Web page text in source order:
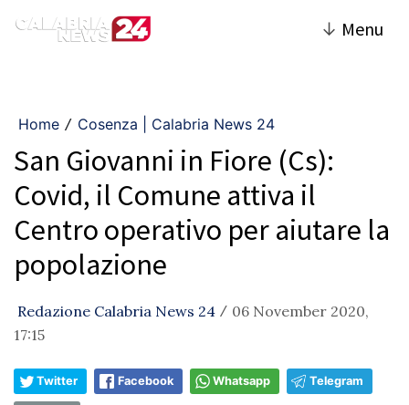
↓ Menu
Home / Cosenza | Calabria News 24
San Giovanni in Fiore (Cs):
Covid, il Comune attiva il
Centro operativo per aiutare la
popolazione
Redazione Calabria News 24 / 06 November 2020,
17:15
Twitter Facebook Whatsapp Telegram